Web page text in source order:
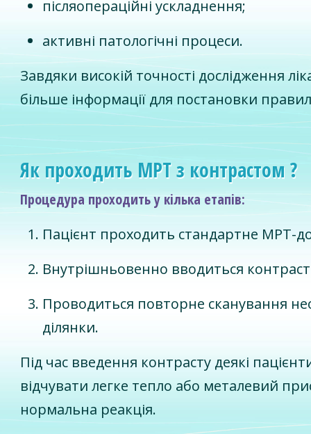
післяопераційні ускладнення;
активні патологічні процеси.
Завдяки високій точності дослідження
більше інформації для постановки
Як проходить МРТ з контрастом ?
Процедура проходить у кілька етапів:
Пацієнт проходить стандартне МРТ-
Внутрішньовенно вводиться
Проводиться повторне сканування
ділянки.
Під час введення контрасту деякі
відчувати легке тепло або металевий
нормальна реакція.